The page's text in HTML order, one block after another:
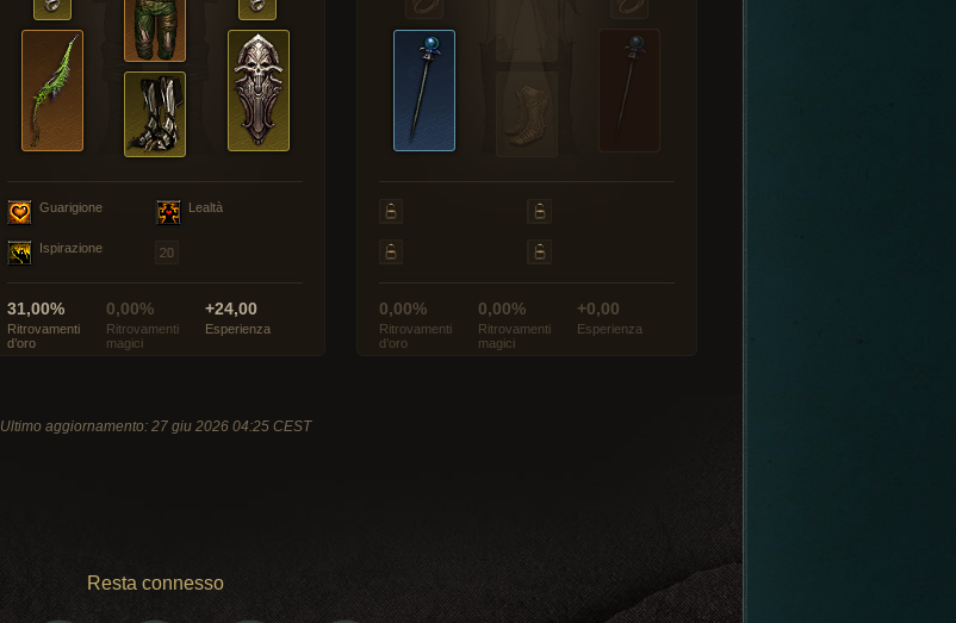
Guarigione Lealtà
Ispirazione
31,00%
Ritrovamenti
d’oro
0,00%
Ritrovamenti
magici
+24,00
Esperienza
0,00%
Ritrovamenti
d’oro
0,00%
Ritrovamenti
magici
+0,00
Esperienza
Ultimo aggiornamento: 27 giu 2026 04:25 CEST
Resta connesso